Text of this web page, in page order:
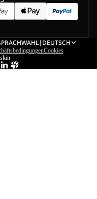
| DEUTSCH
Cookies